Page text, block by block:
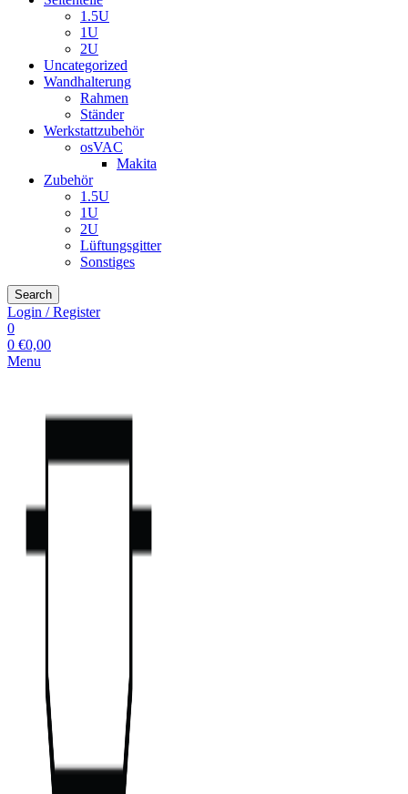
1.5U
1U
2U
Uncategorized
Wandhalterung
Rahmen
Ständer
Werkstattzubehör
osVAC
Makita
Zubehör
1.5U
1U
2U
Lüftungsgitter
Sonstiges
Search
Login / Register
0
0 €0,00
Menu